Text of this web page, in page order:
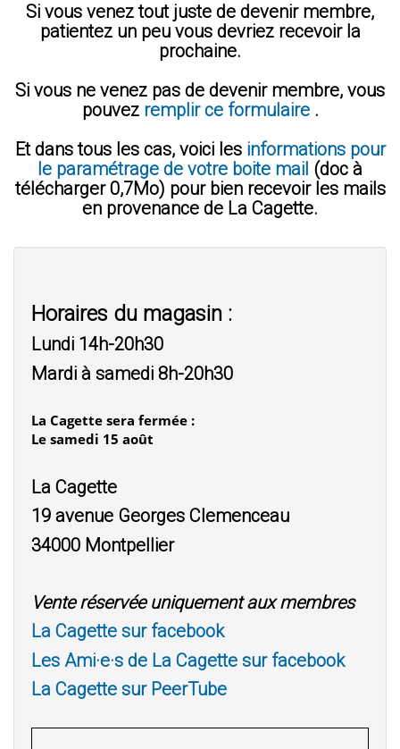
Si vous venez tout juste de devenir membre,
patientez un peu vous devriez recevoir la
prochaine.
Si vous ne venez pas de devenir membre, vous
pouvez remplir ce formulaire.
Et dans tous les cas, voici les informations pour
le paramétrage de votre boite mail (doc à
télécharger 0,7Mo) pour bien recevoir les mails
en provenance de La Cagette.
Horaires du magasin :
Lundi 14h-20h30
Mardi à samedi 8h-20h30
La Cagette sera fermée :
Le samedi 15 août
La Cagette
19 avenue Georges Clemenceau
34000 Montpellier
Vente réservée uniquement aux membres
La Cagette sur facebook
Les Ami·e·s de La Cagette sur facebook
La Cagette sur PeerTube